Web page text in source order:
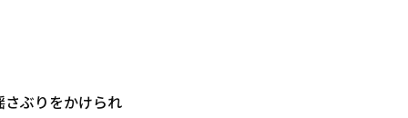
さぶりをかけられ